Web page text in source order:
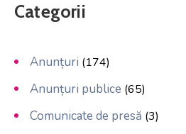
Categorii
Anunțuri (174)
Anunțuri publice (65)
Comunicate de presă (3)